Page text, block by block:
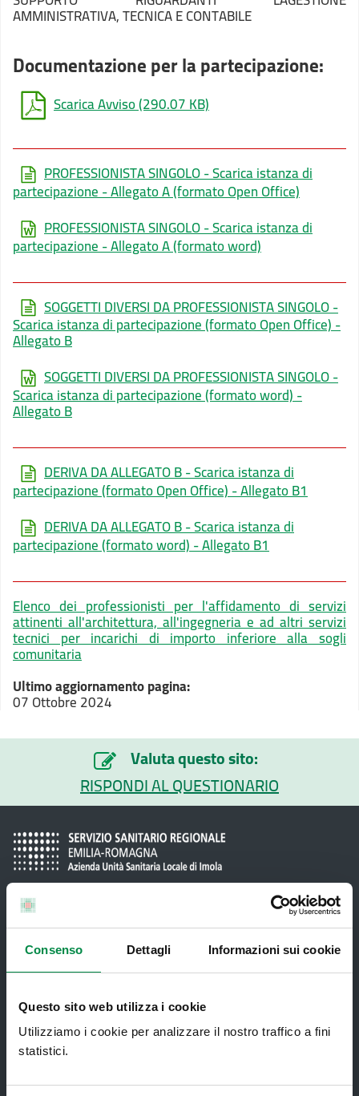
Consenso Dettagli Informazioni sui cookie
Questo sito web utilizza i cookie
Utilizziamo i cookie per analizzare il nostro traffico a fini
statistici.
AMMINISTRATIVA, TECNICA E CONTABILE
Documentazione per la partecipazione:
Scarica Avviso(290.07 KB)
PROFESSIONISTA SINGOLO - Scarica istanza di
partecipazione - Allegato A (formato Open Office)
PROFESSIONISTA SINGOLO - Scarica istanza di
partecipazione - Allegato A (formato word)
SOGGETTI DIVERSI DA PROFESSIONISTA SINGOLO -
Scarica istanza di partecipazione (formato Open Office) -
Allegato B
SOGGETTI DIVERSI DA PROFESSIONISTA SINGOLO -
Scarica istanza di partecipazione (formato word) -
Allegato B
DERIVA DA ALLEGATO B - Scarica istanza di
partecipazione (formato Open Office) - Allegato B1
DERIVA DA ALLEGATO B - Scarica istanza di
partecipazione (formato word) - Allegato B1
Elenco dei professionisti per l'affidamento di servizi
attinenti all'architettura, all'ingegneria e ad altri servizi
tecnici per incarichi di importo inferiore alla sogli
comunitaria
Ultimo aggiornamento pagina:
07 Ottobre 2024
Valuta questo sito:
RISPONDI AL QUESTIONARIO
Recapiti e contatti
Azienda USL di Imola - Sede legale: Viale Amendola, 2
T. +39 0542 604111 - F. +39 0542 604013 - CF
90000900374 - Partita IVA 00705271203